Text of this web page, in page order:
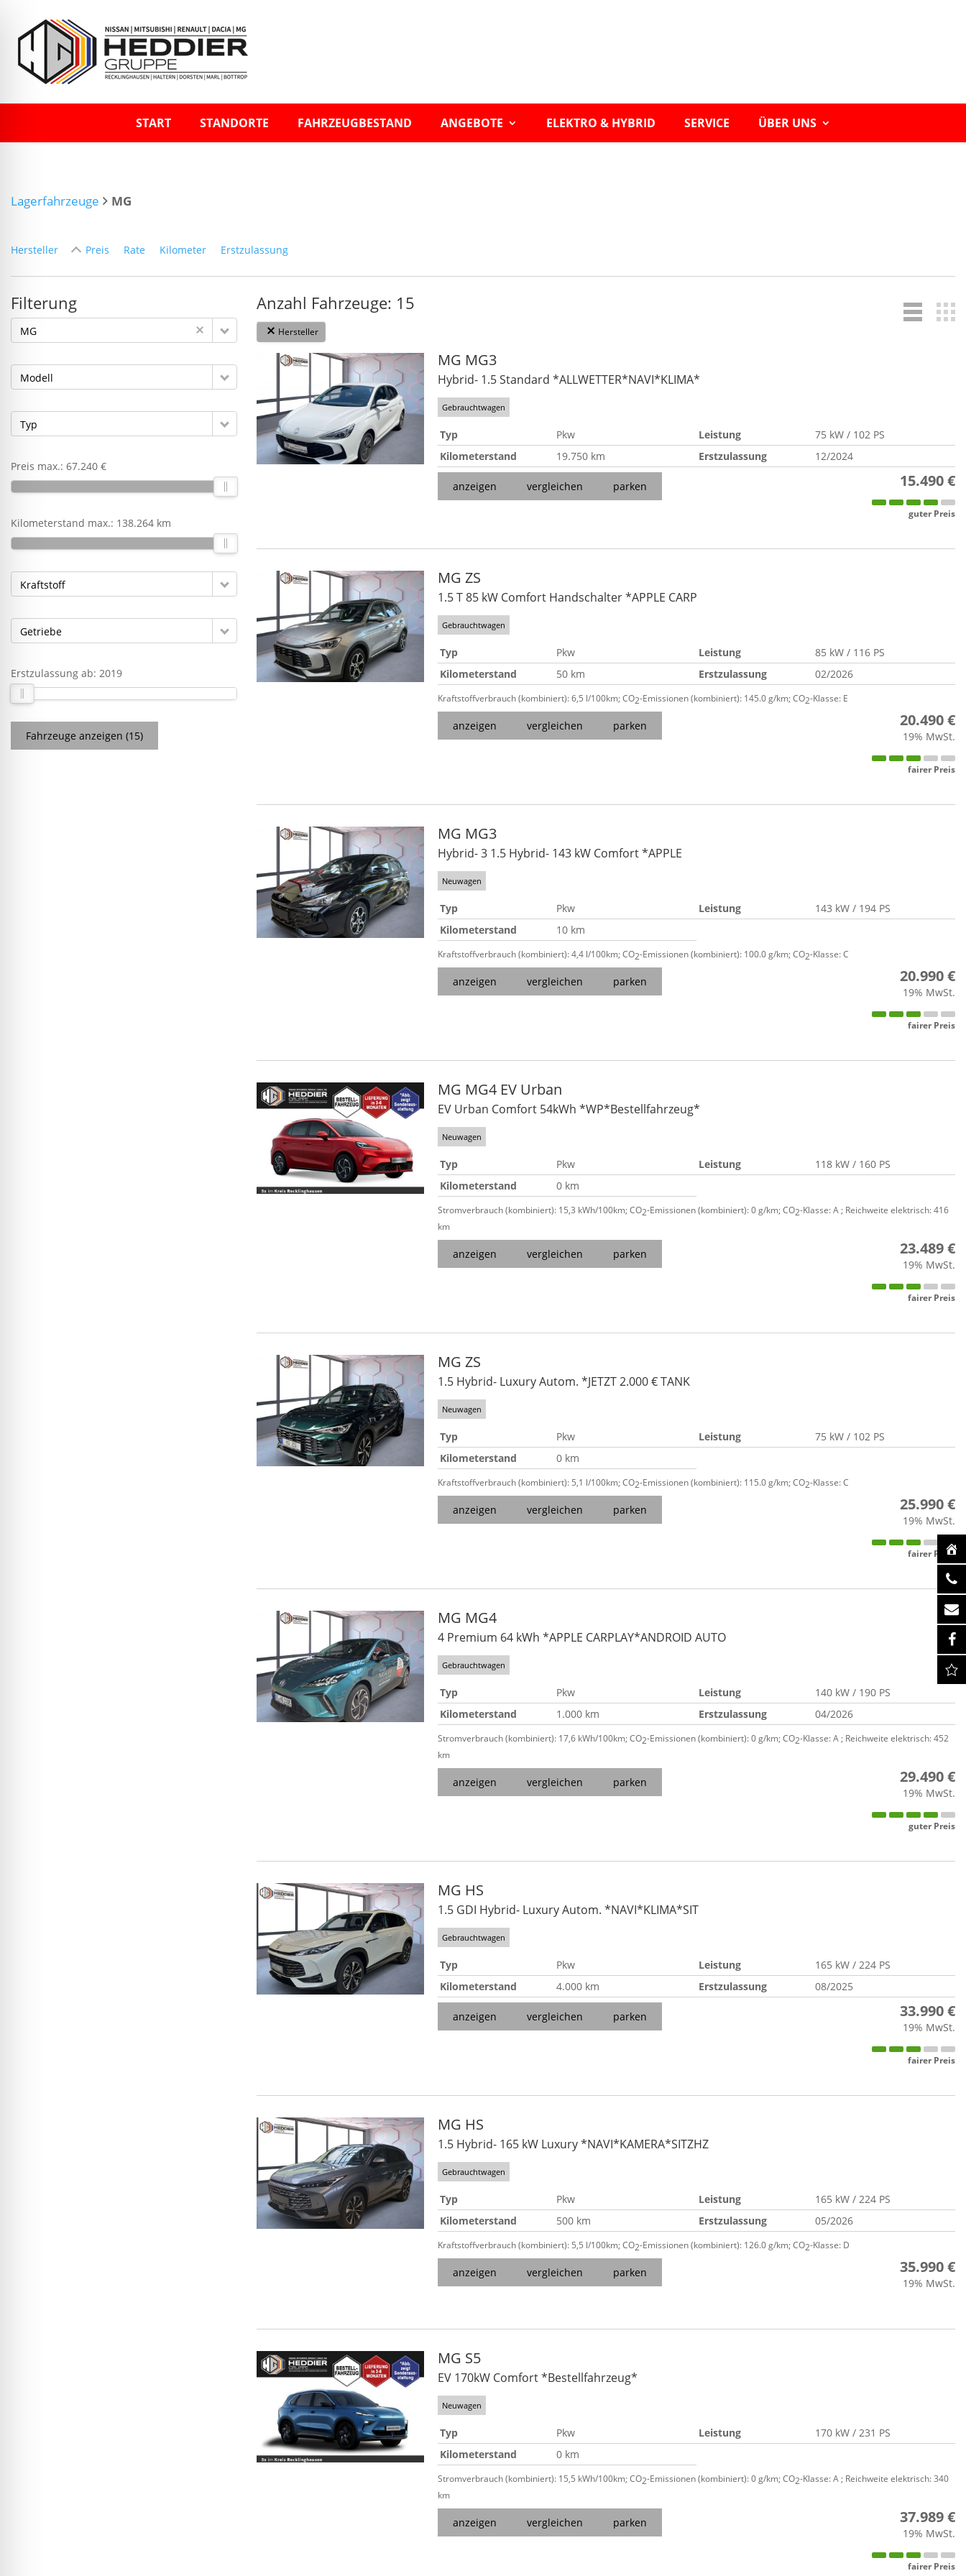
START STANDORTE FAHRZEUGBESTAND ANGEBOTE ELEKTRO & HYBRID SERVICE ÜBER UNS
Lagerfahrzeuge MG
Hersteller Preis Rate Kilometer Erstzulassung
Filterung
MG
Modell
Typ
Preis max.: 67.240 €
Kilometerstand max.: 138.264 km
Kraftstoff
Getriebe
Erstzulassung ab: 2019
Fahrzeuge anzeigen (15)
Anzahl Fahrzeuge: 15
Hersteller
MG MG3
Hybrid- 1.5 Standard *ALLWETTER*NAVI*KLIMA*
Gebrauchtwagen
Typ Pkw Leistung
75 kW / 102 PS
Kilometerstand
19.750 km Erstzulassung 12/2024
anzeigen vergleichen parken 15.490 €
guter Preis
MG ZS
1.5 T 85 kW Comfort Handschalter *APPLE CARP
Gebrauchtwagen
Typ Pkw Leistung
85 kW / 116 PS
Kilometerstand
50 km Erstzulassung 02/2026
Kraftstoffverbrauch (kombiniert):6,5 l/100km;CO2-Emissionen (kombiniert): 145.0 g/km;CO2-Klasse: E
anzeigen vergleichen parken 20.490 €
19% MwSt.
fairer Preis
MG MG3
Hybrid- 3 1.5 Hybrid- 143 kW Comfort *APPLE
Neuwagen
Typ Pkw Leistung
143 kW / 194 PS
Kilometerstand
10 km
Kraftstoffverbrauch (kombiniert):4,4 l/100km;CO2-Emissionen (kombiniert): 100.0 g/km;CO2-Klasse:C
anzeigen vergleichen parken 20.990 €
19% MwSt.
fairer Preis
MG MG4 EV Urban
EV Urban Comfort 54kWh *WP*Bestellfahrzeug*
Neuwagen
Typ Pkw Leistung
118 kW / 160 PS
Kilometerstand
0 km
Stromverbrauch (kombiniert): 15,3 kWh/100km;CO2-Emissionen (kombiniert):0 g/km;CO2-Klasse:A ; Reichweite elektrisch:416
km
anzeigen vergleichen parken 23.489 €
19% MwSt.
fairer Preis
MG ZS
1.5 Hybrid- Luxury Autom. *JETZT 2.000 € TANK
Neuwagen
Typ Pkw Leistung
75 kW / 102 PS
Kilometerstand
0 km
Kraftstoffverbrauch (kombiniert): 5,1 l/100km;CO2-Emissionen (kombiniert): 115.0 g/km;CO2-Klasse:C
anzeigen vergleichen parken 25.990 €
19% MwSt.
fairer Preis
MG MG4
4 Premium 64 kWh *APPLE CARPLAY*ANDROID AUTO
Gebrauchtwagen
Typ Pkw Leistung
140 kW / 190 PS
Kilometerstand
1.000 km Erstzulassung 04/2026
Stromverbrauch (kombiniert): 17,6 kWh/100km;CO2-Emissionen (kombiniert):0 g/km;CO2-Klasse:A ; Reichweite elektrisch:452
km
anzeigen vergleichen parken 29.490 €
19% MwSt.
guter Preis
MG HS
1.5 GDI Hybrid- Luxury Autom. *NAVI*KLIMA*SIT
Gebrauchtwagen
Typ Pkw Leistung
165 kW / 224 PS
Kilometerstand
4.000 km Erstzulassung 08/2025
anzeigen vergleichen parken 33.990 €
19% MwSt.
fairer Preis
MG HS
1.5 Hybrid- 165 kW Luxury *NAVI*KAMERA*SITZHZ
Gebrauchtwagen
Typ Pkw Leistung
165 kW / 224 PS
Kilometerstand
500 km Erstzulassung 05/2026
Kraftstoffverbrauch (kombiniert): 5,5 l/100km;CO2-Emissionen (kombiniert): 126.0 g/km;CO2-Klasse: D
anzeigen vergleichen parken 35.990 €
19% MwSt.
MG S5
EV 170kW Comfort *Bestellfahrzeug*
Neuwagen
Typ Pkw Leistung
170 kW / 231 PS
Kilometerstand
0 km
Stromverbrauch (kombiniert): 15,5 kWh/100km;CO2-Emissionen (kombiniert):0 g/km;CO2-Klasse:A ; Reichweite elektrisch: 340
km
anzeigen vergleichen parken 37.989 €
19% MwSt.
fairer Preis